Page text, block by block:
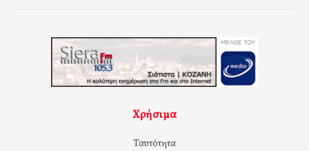
Χρήσιμα
Ταυτότητα